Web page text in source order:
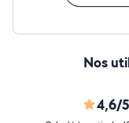
Nos
4,6/5